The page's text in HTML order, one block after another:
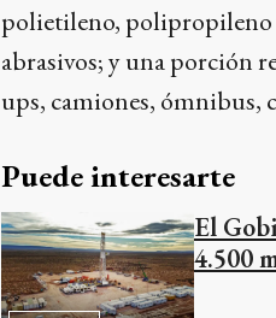
polietileno, polipropileno
abrasivos; y una porción
ups, camiones, ómnibus,
Puede interesarte
El
4.500